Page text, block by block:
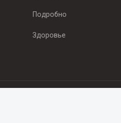
Подробно
Здоровье